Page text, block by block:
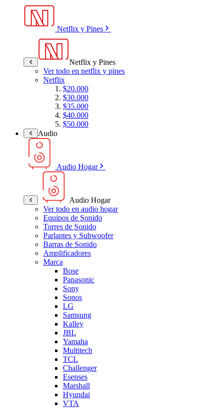
Netflix y Pines
Netflix y Pines
Ver todo en netflix y pines
Netflix
$20.000
$30.000
$35.000
$40.000
$50.000
Audio
Audio Hogar
Audio Hogar
Ver todo en audio hogar
Equipos de Sonido
Torres de Sonido
Parlantes y Subwoofer
Barras de Sonido
Amplificadores
Marca
Bose
Panasonic
Sony
Sonos
LG
Samsung
Kalley
JBL
Yamaha
Multitech
TCL
Challenger
Esenses
Marshall
Hyundai
VTA